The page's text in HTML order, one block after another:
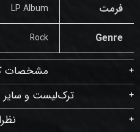
فرمت LP Album
Genre
Rock
مشخصات
ترک‌لیست و